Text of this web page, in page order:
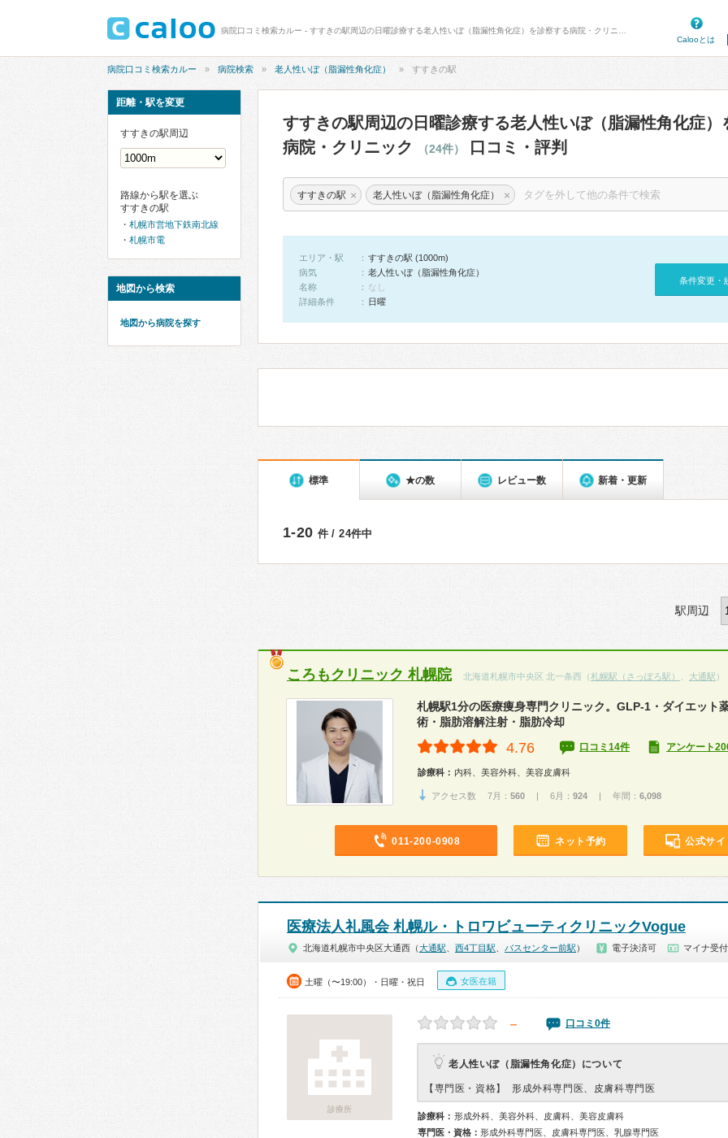
Calooとは
病院口コミ検索カルー 病院検索 老人性いぼ（脂漏性角化症） すすきの駅
すすきの駅周辺の日曜診療する老人性いぼ（脂漏性角化症）
病院・クリニック
（24件） 口コミ・評判
すすきの駅 × 老人性いぼ（脂漏性角化症） ×
エリア・駅
すすきの駅 (1000m)
病気
老人性いぼ（脂漏性角化症）
名称
なし
詳細条件
日曜
条件変更・
標準 ★の数 レビュー数 新着・更新
1-20 件 / 24件中
駅周辺
ころもクリニック 札幌院 北海道札幌市中央区 北一条西（札幌駅（さっぽろ駅） 大通駅 ）
札幌駅1分の医療痩身専門クリニック。GLP-1・ダイエット
術・脂肪溶解注射・脂肪冷却
4.76 口コミ14件 アンケート
診療科： 内科、美容外科、美容皮膚科
アクセス数 7月： 560 | 6月： 924 | 年間： 6,098
011-200-0908 ネット予約 公式サイ
医療法人礼風会 札幌ル・トロワビューティクリニックVogue
北海道札幌市中央区大通西（大通駅 西4丁目駅 バスセンター前駅 ） 電子決済可 マイナ受付
土曜（〜19:00）・日曜・祝日 女医在籍
診療所
－ 口コミ0件
老人性いぼ（脂漏性角化症）について
【専門医・資格】 形成外科専門医、皮膚科専門医
診療科： 形成外科、美容外科、皮膚科、美容皮膚科
専門医・資格： 形成外科専門医、皮膚科専門医、乳腺専門医
距離・駅を変更
すすきの駅周辺
路線から駅を選ぶ
すすきの駅
札幌市営地下鉄南北線
札幌市電
地図から検索
地図から病院を探す